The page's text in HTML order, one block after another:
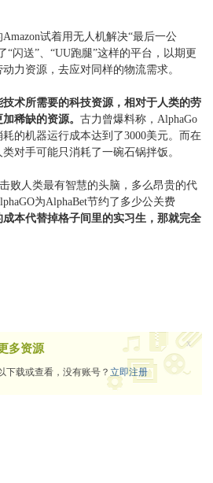
试着用无人机解决“最后一公
“闪送”、“UU跑腿”这样的平台，以期更
力资源，去应对同样的物流需求。
技术所需要的科技资源，相对于人类的劳
稀缺的资源。古力曾爆料称，AlphaGo
的机器运行成本达到了3000美元。而在
对手可能只消耗了一碗石锅拌饭。
败人类最有智慧的头脑，多么昂贵的代
为AlphaBet节约了多少公关费
本代替掉格子间里的实习生，那就完全
多资源
下载或查看，没有账号？立即注册
x